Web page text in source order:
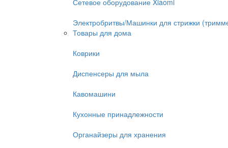
Сетевое оборудование Xiaomi
Электробритвы/Машинки для стрижки
Товары для дома
Коврики
Диспенсеры для мыла
Кавомашини
Кухонные принадлежности
Органайзеры для хранения